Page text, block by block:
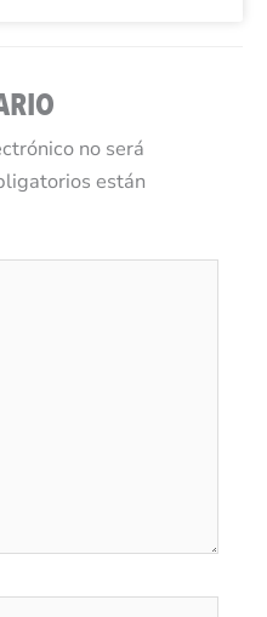
no será
están